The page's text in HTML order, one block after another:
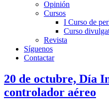
Opinión
Cursos
I Curso de
Curso
Revista
Síguenos
Contactar
20 de octubre, Día
controlador aéreo